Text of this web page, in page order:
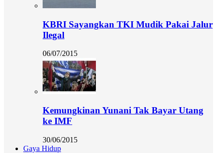
KBRI Sayangkan TKI Mudik Pakai Jalur
Ilegal
06/07/2015
Kemungkinan Yunani Tak Bayar Utang
ke IMF
30/06/2015
Gaya Hidup